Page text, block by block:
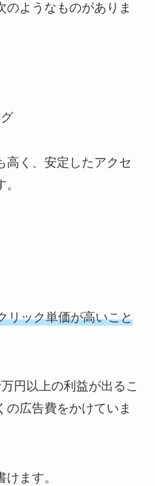
のようなものがありま
高く、安定したアクセ
リック単価が高いこと
円以上の利益が出るこ
の広告費をかけていま
ます。